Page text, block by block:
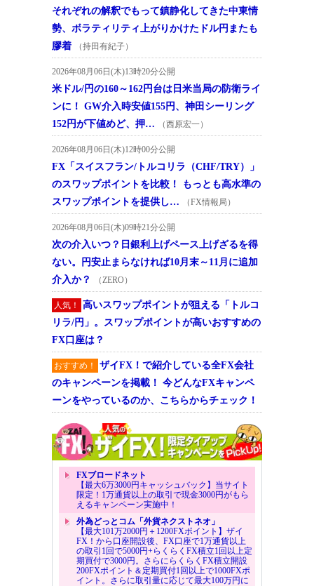
それぞれの解釈でもって鎮静化してきた中東情
勢、ボラティリティ上がりかけたドル円またも
膠着
（持田有紀子）
2026年08月06日(木)13時20分公開
米ドル/円の160～162円台は日米当局の防衛ライ
ンに！ GW介入時安値155円、神田シーリング
152円が下値めど、押…
（西原宏一）
2026年08月06日(木)12時00分公開
FX「スイスフラン/トルコリラ（CHF/TRY）」
のスワップポイントを比較！ もっとも高水準の
スワップポイントを提供し…
（FX情報局）
2026年08月06日(木)09時21分公開
次の介入いつ？日銀利上げペース上げざるを得
ない。円安止まらなければ10月末～11月に追加
介入か？
（ZERO）
人気！
高いスワップポイントが狙える「トルコ
リラ/円」。スワップポイントが高いおすすめの
FX口座は？
おすすめ！
ザイFX！で紹介している全FX会社
のキャンペーンを掲載！ 今どんなFXキャンペ
ーンをやっているのか、こちらからチェック！
FXブロードネット
【最大6万3000円キャッシュバック】当サイト
限定！1万通貨以上の取引で現金3000円がもら
えるキャンペーン実施中！
外為どっとコム「外貨ネクストネオ」
【最大101万2000円＋1200FXポイント】ザイ
FX！から口座開設後、FX口座で1万通貨以上
の取引1回で5000円+らくらくFX積立1回以上定
期買付で3000円。さらにらくらくFX積立開設
200FXポイント＆定期買付1回以上で1000FXポ
イント。さらに取引量に応じて最大100万円に